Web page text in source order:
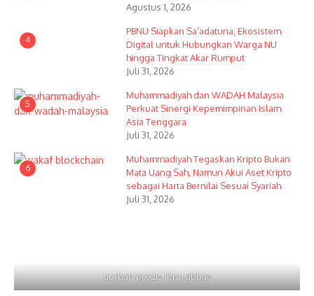
Agustus 1, 2026
4
PBNU Siapkan Sa’adatuna, Ekosistem
Digital untuk Hubungkan Warga NU
hingga Tingkat Akar Rumput
Juli 31, 2026
5
Muhammadiyah dan WADAH Malaysia
Perkuat Sinergi Kepemimpinan Islam
Asia Tenggara
Juli 31, 2026
6
Muhammadiyah Tegaskan Kripto Bukan
Mata Uang Sah, Namun Akui Aset Kripto
sebagai Harta Bernilai Sesuai Syariah
Juli 31, 2026
qurban prozis ibnu abbas